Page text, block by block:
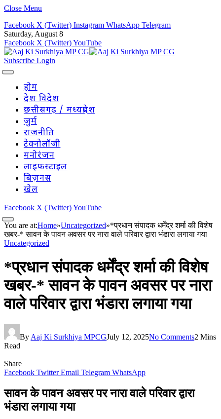
Close Menu
Facebook X (Twitter) Instagram WhatsApp Telegram
Saturday, August 8
Facebook X (Twitter)YouTube
Subscribe Login
होम
देश विदेश
छत्तीसगढ़ / मध्यप्रदेश
जुर्म
राजनीति
टेक्नोलॉजी
मनोरंजन
लाइफस्टाइल
बिज़नस
खेल
Facebook X (Twitter)YouTube
You are at:Home»Uncategorized»*प्रधान संपादक धर्मेंद्र शर्मा की विशेष
खबर-* सावन के पावन अवसर पर नारा वाले परिवार द्वारा भंडारा लगाया गया
Uncategorized
*प्रधान संपादक धर्मेंद्र शर्मा की विशेष
खबर-* सावन के पावन अवसर पर नारा
वाले परिवार द्वारा भंडारा लगाया गया
By Aaj Ki Surkhiya MPCGJuly 12, 2025No Comments2 Mins
Read
Share
Facebook Twitter Email Telegram WhatsApp
सावन के पावन अवसर पर नारा वाले परिवार द्वारा
भंडारा लगाया गया